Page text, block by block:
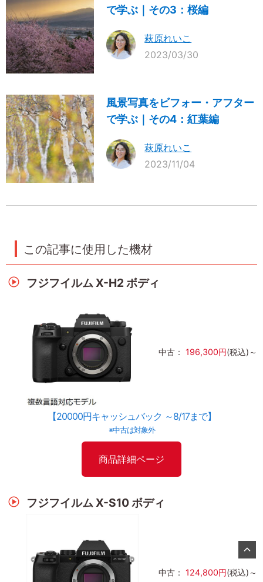
で学ぶ｜その3：桜編
萩原れいこ
2023/03/30
風景写真をビフォー・アフター
で学ぶ｜その4：紅葉編
萩原れいこ
2023/11/04
この記事に使用した機材
フジフイルム X-H2 ボディ
中古： 196,300円(税込)～
【20000円キャッシュバック ～8/17まで】
※中古は対象外
商品詳細ページ
フジフイルム X-S10 ボディ
中古： 124,800円(税込)～